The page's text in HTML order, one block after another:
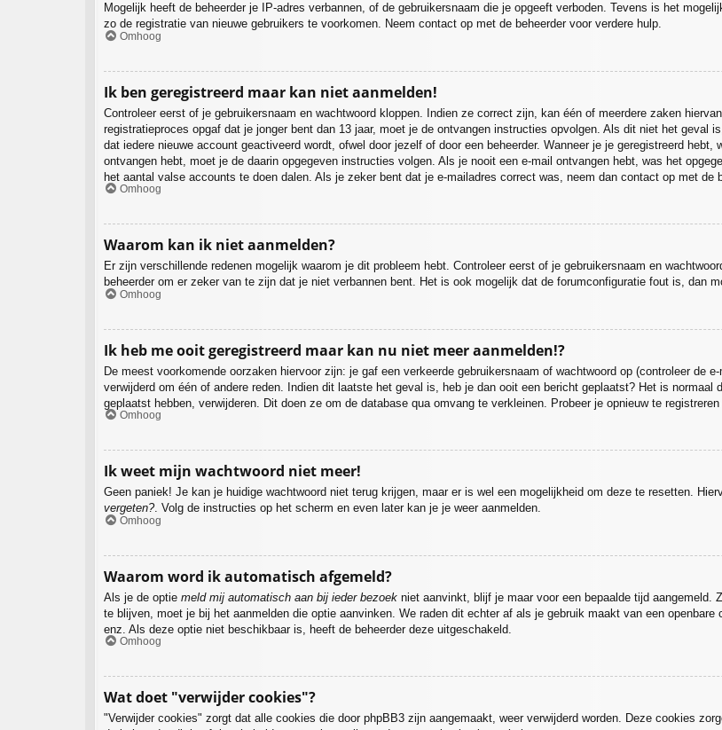
Mogelijk heeft de beheerder je IP-adres verbannen, of de gebruikersnaam die je opgeeft verboden. Tevens is het
zo de registratie van nieuwe gebruikers te voorkomen. Neem contact op met de beheerder voor verdere hulp.
Omhoog
Ik ben geregistreerd maar kan niet aanmelden!
Controleer eerst of je gebruikersnaam en wachtwoord kloppen. Indien ze correct zijn, kan één of meerdere zaken
registratieproces opgaf dat je jonger bent dan 13 jaar, moet je de ontvangen instructies opvolgen. Als dit niet het geval
dat iedere nieuwe account geactiveerd wordt, ofwel door jezelf of door een beheerder. Wanneer je je geregistreerd
ontvangen hebt, moet je de daarin opgegeven instructies volgen. Als je nooit een e-mail ontvangen hebt, was het
het aantal valse accounts te doen dalen. Als je zeker bent dat je e-mailadres correct was, neem dan contact op met de
Omhoog
Waarom kan ik niet aanmelden?
Er zijn verschillende redenen mogelijk waarom je dit probleem hebt. Controleer eerst of je gebruikersnaam en
beheerder om er zeker van te zijn dat je niet verbannen bent. Het is ook mogelijk dat de forumconfiguratie fout is, dan
Omhoog
Ik heb me ooit geregistreerd maar kan nu niet meer aanmelden!?
De meest voorkomende oorzaken hiervoor zijn: je gaf een verkeerde gebruikersnaam of wachtwoord op (controleer de
verwijderd om één of andere reden. Indien dit laatste het geval is, heb je dan ooit een bericht geplaatst? Het is
geplaatst hebben, verwijderen. Dit doen ze om de database qua omvang te verkleinen. Probeer je opnieuw te
Omhoog
Ik weet mijn wachtwoord niet meer!
Geen paniek! Je kan je huidige wachtwoord niet terug krijgen, maar er is wel een mogelijkheid om deze te resetten.
vergeten?. Volg de instructies op het scherm en even later kan je je weer aanmelden.
Omhoog
Waarom word ik automatisch afgemeld?
Als je de optie meld mij automatisch aan bij ieder bezoek niet aanvinkt, blijf je maar voor een bepaalde tijd aangemeld.
te blijven, moet je bij het aanmelden die optie aanvinken. We raden dit echter af als je gebruik maakt van een
enz. Als deze optie niet beschikbaar is, heeft de beheerder deze uitgeschakeld.
Omhoog
Wat doet "verwijder cookies"?
"Verwijder cookies" zorgt dat alle cookies die door phpBB3 zijn aangemaakt, weer verwijderd worden. Deze cookies